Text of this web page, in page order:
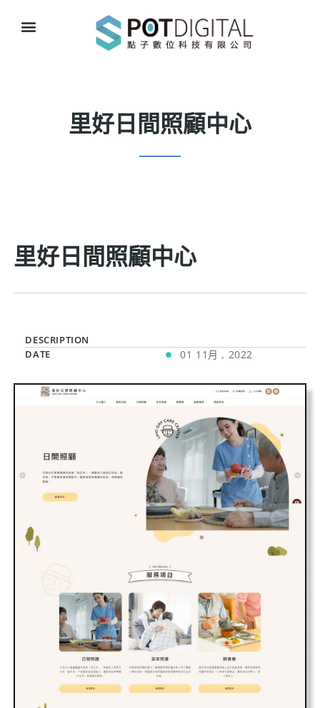
里好日間照顧中心
里好日間照顧中心
DESCRIPTION
DATE
01 11月 , 2022